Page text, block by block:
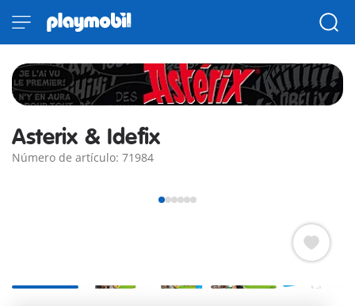
Asterix & Idefix
Número de artículo: 71984